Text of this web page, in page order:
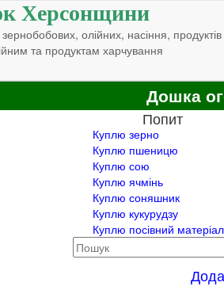
Херсонщини
олійних, насіння,
та продуктам харчування
Дошка
Попит
Куплю зерно
Куплю пшеницю
Куплю сою
Куплю ячмінь
Куплю соняшник
Куплю кукурудзу
Куплю посівний матеріал